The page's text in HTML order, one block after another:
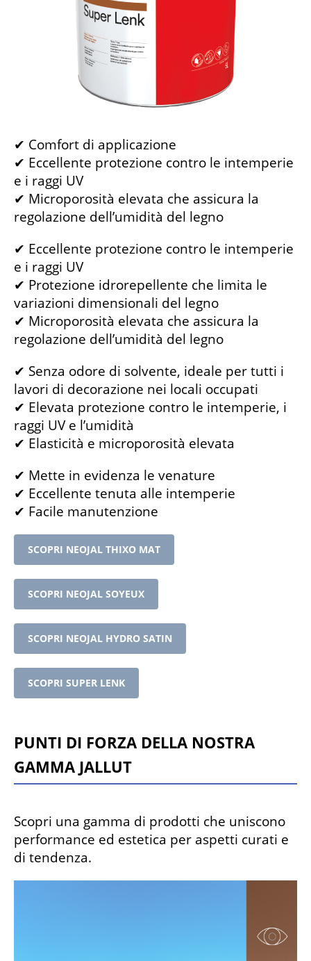
✔ Comfort di applicazione
✔ Eccellente protezione contro le intemperie
e i raggi UV
✔ Microporosità elevata che assicura la
regolazione dell’umidità del legno
✔ Eccellente protezione contro le intemperie
e i raggi UV
✔ Protezione idrorepellente che limita le
variazioni dimensionali del legno
✔ Microporosità elevata che assicura la
regolazione dell’umidità del legno
✔ Senza odore di solvente, ideale per tutti i
lavori di decorazione nei locali occupati
✔ Elevata protezione contro le intemperie, i
raggi UV e l’umidità
✔ Elasticità e microporosità elevata
✔ Mette in evidenza le venature
✔ Eccellente tenuta alle intemperie
✔ Facile manutenzione
SCOPRI NEOJAL THIXO MAT
SCOPRI NEOJAL SOYEUX
SCOPRI NEOJAL HYDRO SATIN
SCOPRI SUPER LENK
Punti di forza della nostra
gamma Jallut
Scopri una gamma di prodotti che uniscono
performance ed estetica per aspetti curati e
di tendenza.